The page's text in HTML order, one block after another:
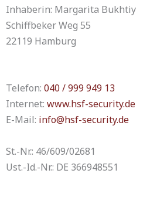
Inhaberin: Margarita Bukhtiy
Schiffbeker Weg 55
22119 Hamburg
Telefon: 040 / 999 949 13
Internet: www.hsf-security.de
E-Mail: info@hsf-security.de
St.-Nr.: 46/609/02681
Ust.-Id.-Nr.: DE 366948551